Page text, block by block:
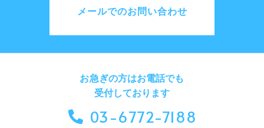
メールでのお問い合わせ
お急ぎの方はお電話でも
受付しております
03-6772-7188